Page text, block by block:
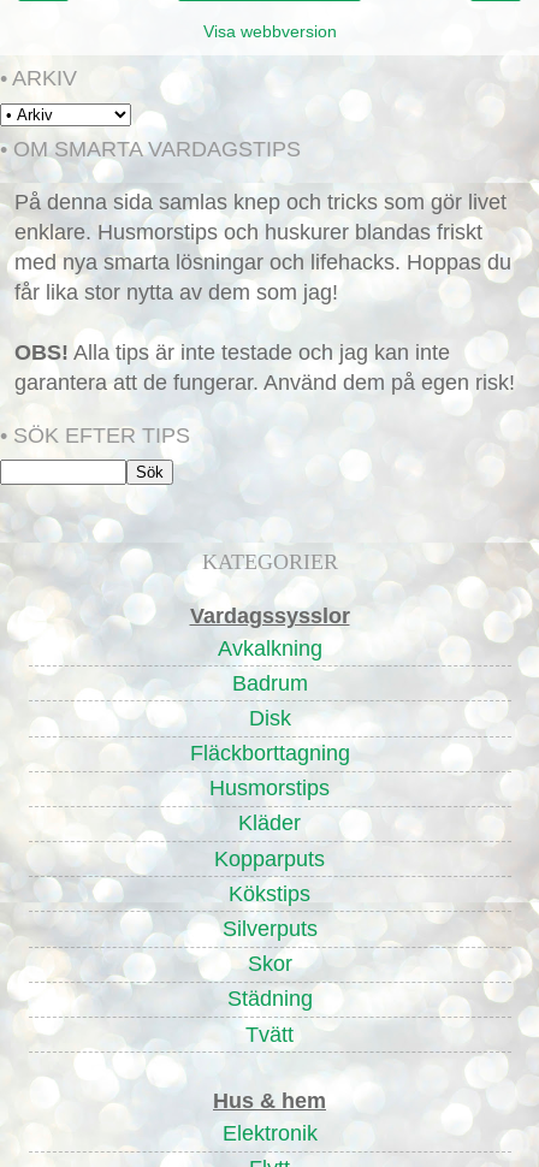
Visa webbversion
• ARKIV
• OM SMARTA VARDAGSTIPS
På denna sida samlas knep och tricks som gör livet
enklare. Husmorstips och huskurer blandas friskt
med nya smarta lösningar och lifehacks. Hoppas du
får lika stor nytta av dem som jag!
OBS! Alla tips är inte testade och jag kan inte
garantera att de fungerar. Använd dem på egen risk!
• SÖK EFTER TIPS
KATEGORIER
Vardagssysslor
Avkalkning
Badrum
Disk
Fläckborttagning
Husmorstips
Kläder
Kopparputs
Kökstips
Silverputs
Skor
Städning
Tvätt
Hus & hem
Elektronik